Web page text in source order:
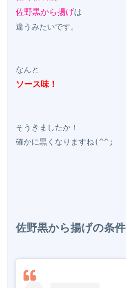
佐野黒から揚げは
違うみたいです。
ソース味！
そうきましたか！
確かに黒くなりますね(^^;
佐野黒から揚げの条件